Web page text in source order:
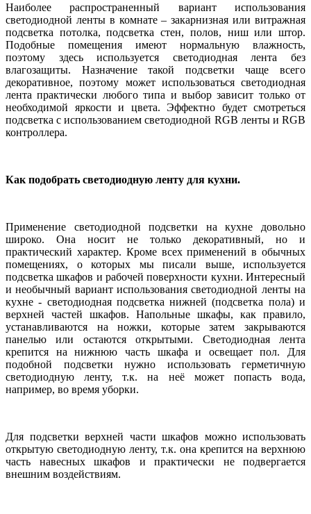
Наиболее распространенный вариант использования
светодиодной ленты в комнате – закарнизная или витражная
подсветка потолка, подсветка стен, полов, ниш или штор.
Подобные помещения имеют нормальную влажность,
поэтому здесь используется светодиодная лента без
влагозащиты. Назначение такой подсветки чаще всего
декоративное, поэтому может использоваться светодиодная
лента практически любого типа и выбор зависит только от
необходимой яркости и цвета. Эффектно будет смотреться
подсветка с использованием светодиодной RGB ленты иRGB
контроллера.
Как подобрать светодиодную ленту для кухни.
Применение светодиодной подсветки на кухне довольно
широко. Она носит не только декоративный, но и
практический характер. Кроме всех применений в обычных
помещениях, о которых мы писали выше, используется
подсветка шкафов и рабочей поверхности кухни. Интересный
и необычный вариант использования светодиодной ленты на
кухне - светодиодная подсветка нижней (подсветка пола) и
верхней частей шкафов. Напольные шкафы, как правило,
устанавливаются на ножки, которые затем закрываются
панелью или остаются открытыми. Светодиодная лента
крепится на нижнюю часть шкафа и освещает пол. Для
подобной подсветки нужно использовать герметичную
светодиодную ленту, т.к. на неё может попасть вода,
например, во время уборки.
Для подсветки верхней части шкафов можно использовать
открытую светодиодную ленту, т.к. она крепится на верхнюю
часть навесных шкафов и практически не подвергается
внешним воздействиям.